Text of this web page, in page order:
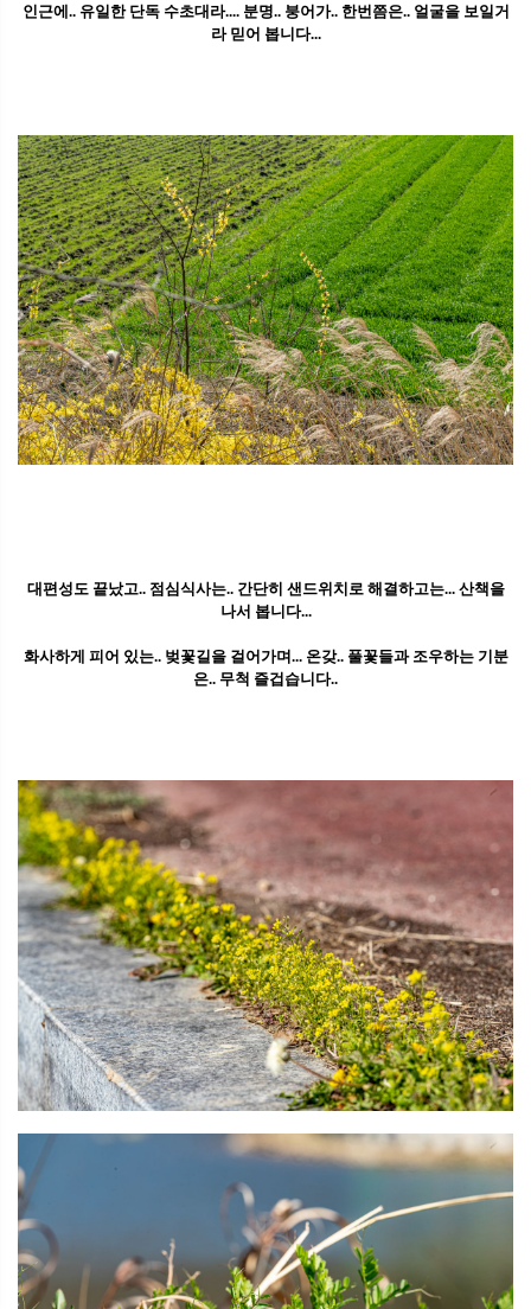
인근에.. 유일한 단독 수초대라.... 분명.. 붕어가.. 한번쯤은.. 얼굴을 보일거
라 믿어 봅니다...
대편성도 끝났고.. 점심식사는.. 간단히 샌드위치로 해결하고는... 산책을
나서 봅니다...
화사하게 피어 있는.. 벚꽃길을 걸어가며... 온갖.. 풀꽃들과 조우하는 기분
은.. 무척 즐겁습니다..